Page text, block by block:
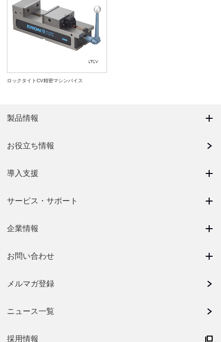
ロックタイトCV精密マシンバイス
製品情報
お役立ち情報
導入支援
サービス・サポート
企業情報
お問い合わせ
メルマガ登録
ニュース一覧
採用情報